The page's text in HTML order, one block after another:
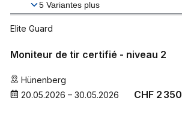
5 Variantes plus
Elite Guard
Moniteur de tir certifié - niveau 2
Hünenberg
20.05.2026 – 30.05.2026 CHF 2 350